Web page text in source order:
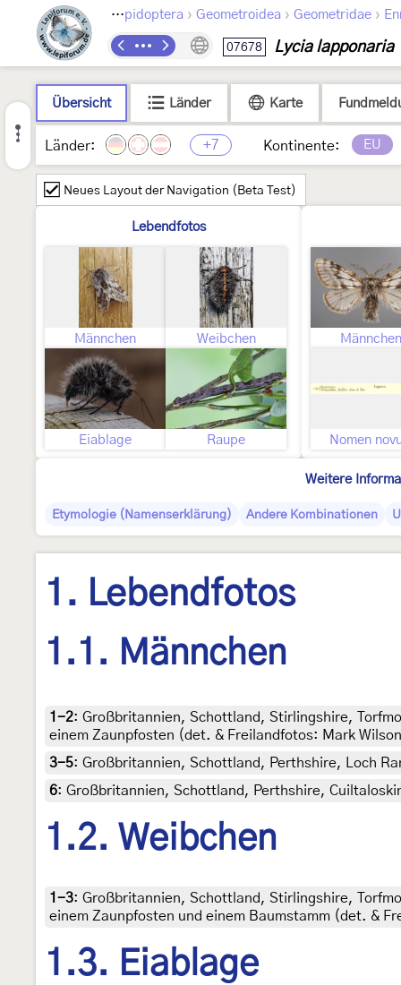
Lepidoptera › Geometroidea › Geometridae ›
07678 Lycia lapponaria
Übersicht Länder Karte
Länder: +7 Kontinente: EU
Neues Layout der Navigation (Beta Test)
Lebendfotos
Männchen Weibchen
Eiablage Raupe
Männchen
Nomen
Weitere
Etymologie (Namenserklärung) Andere Kombinationen
1. Lebendfotos
1.1. Männchen
1-2: Großbritannien, Schottland, Stirlingshire,
einem Zaunpfosten (det. & Freilandfotos: Mark
3-5: Großbritannien, Schottland, Perthshire, Loch
6: Großbritannien, Schottland, Perthshire,
1.2. Weibchen
1-3: Großbritannien, Schottland, Stirlingshire,
einem Zaunpfosten und einem Baumstamm (det. &
1.3. Eiablage